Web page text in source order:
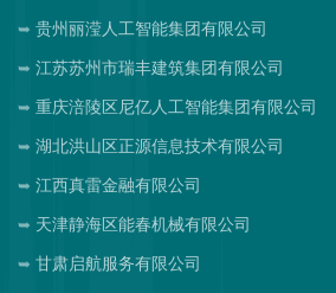
贵州丽滢人工智能集团有限公司
江苏苏州市瑞丰建筑集团有限公司
重庆涪陵区尼亿人工智能集团有限公司
湖北洪山区正源信息技术有限公司
江西真雷金融有限公司
天津静海区能春机械有限公司
甘肃启航服务有限公司